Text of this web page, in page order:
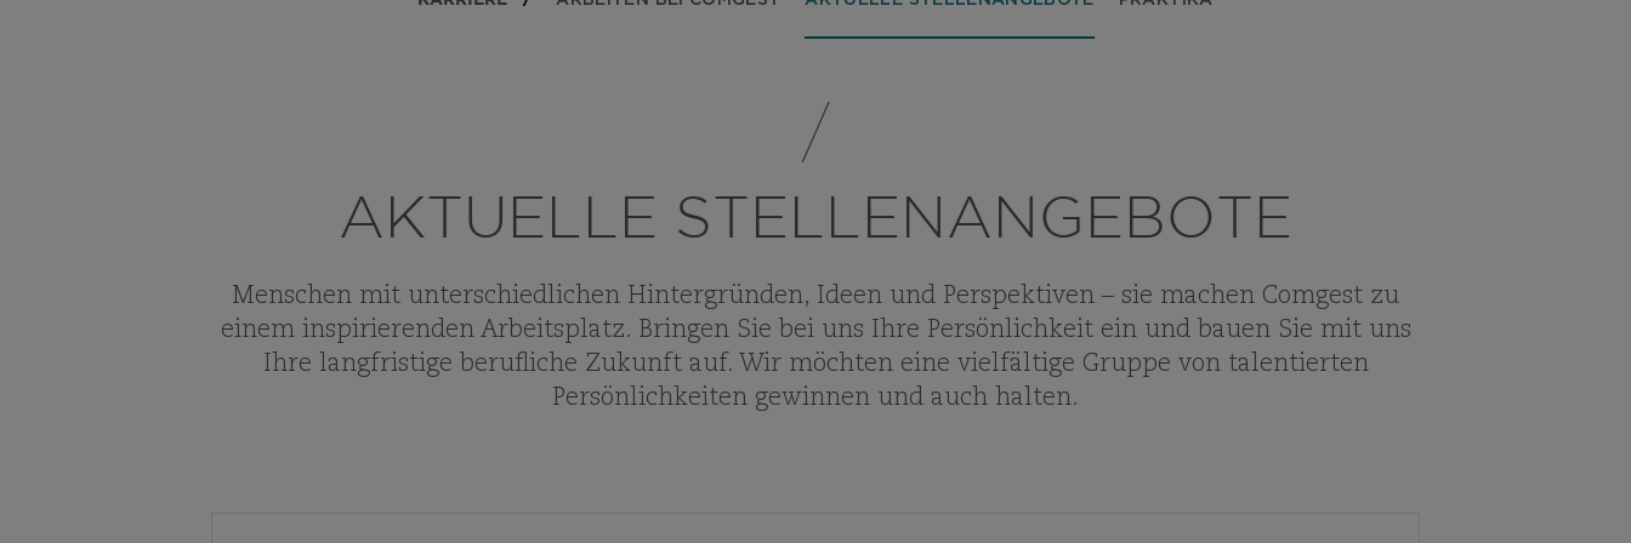
AKTUELLE STELLENANGEBOTE
Menschen mit unterschiedlichen Hintergründen, Ideen und Perspektiven – sie machen Comgest zu
einem inspirierenden Arbeitsplatz. Bringen Sie bei uns Ihre Persönlichkeit ein und bauen Sie mit uns
Ihre langfristige berufliche Zukunft auf. Wir möchten eine vielfältige Gruppe von talentierten
Persönlichkeiten gewinnen und auch halten.